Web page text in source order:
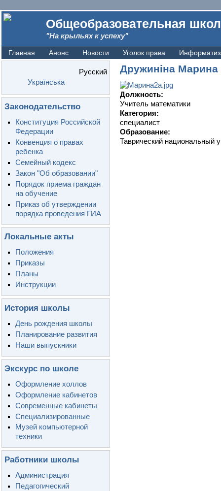
Общеобразовательная
"На крыльях к успеху"
Главная Анонс Новости Уголок права
Русский
Українська
Законодательство
Конституция Российской
Федерации
Конвенция о правах
ребенка
Семейный кодекс
Закон "Об образовании"
Порядок приема граждан
на обучение
Приказ об утверждении
порядка проведения ГИА
Локальные акты
Положения
Приказы
Планы
Инструкции
История школы
День рождения школы
Планирование развития
Наши выпускники
Экскурс по школе
Оформление холлов
Оформление кабинетов
Современные кабинеты
Специализированные
Музей компьютерной
техники
Работники школы
Администрация
Педагогический
Дружиніна Марина
Должность:
Учитель математики
Категория:
специалист
Образование:
Таврический национальный